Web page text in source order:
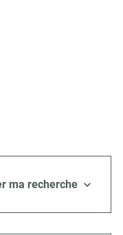
ma recherche